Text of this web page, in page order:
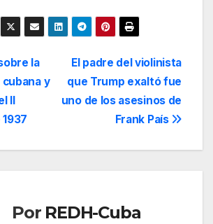
El padre del violinista
que Trump exaltó fue
uno de los asesinos de
Frank País
la
y
II
Por REDH-Cuba